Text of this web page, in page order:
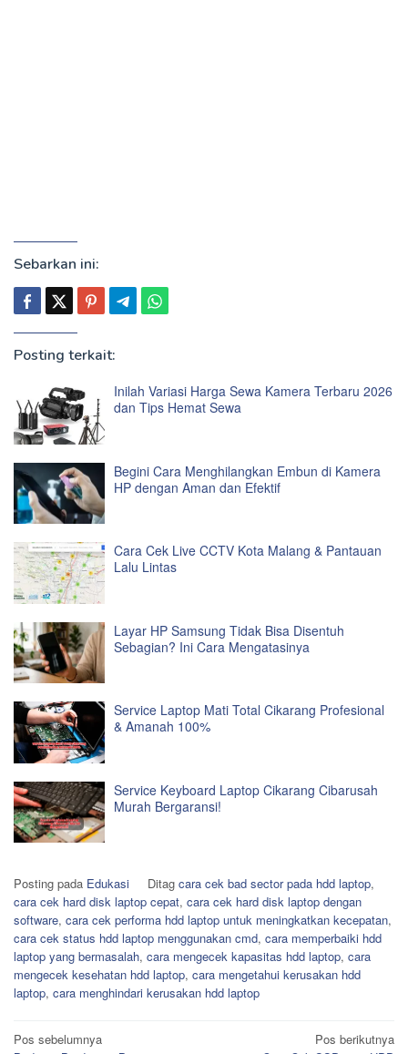
Sebarkan ini:
Posting terkait:
Inilah Variasi Harga Sewa Kamera Terbaru 2026
dan Tips Hemat Sewa
Begini Cara Menghilangkan Embun di Kamera
HP dengan Aman dan Efektif
Cara Cek Live CCTV Kota Malang & Pantauan
Lalu Lintas
Layar HP Samsung Tidak Bisa Disentuh
Sebagian? Ini Cara Mengatasinya
Service Laptop Mati Total Cikarang Profesional
& Amanah 100%
Service Keyboard Laptop Cikarang Cibarusah
Murah Bergaransi!
Posting pada Edukasi Ditag cara cek bad sector pada hdd laptop,
cara cek hard disk laptop cepat, cara cek hard disk laptop dengan
software, cara cek performa hdd laptop untuk meningkatkan kecepatan,
cara cek status hdd laptop menggunakan cmd, cara memperbaiki hdd
laptop yang bermasalah, cara mengecek kapasitas hdd laptop, cara
mengecek kesehatan hdd laptop, cara mengetahui kerusakan hdd
laptop, cara menghindari kerusakan hdd laptop
Navigasi
Pos sebelumnya
Pos berikutnya